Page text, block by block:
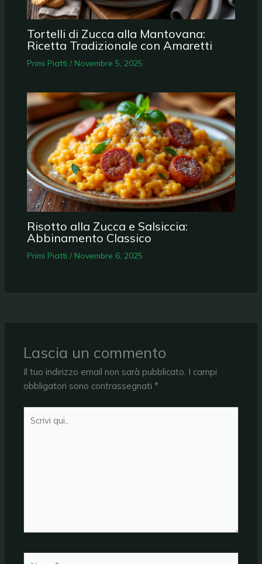
Tortelli di Zucca alla Mantovana:
Ricetta Tradizionale con Amaretti
Primi Piatti / Novembre 5, 2025
Risotto alla Zucca e Salsiccia:
Abbinamento Classico
Primi Piatti / Novembre 6, 2025
Lascia un commento
Il tuo indirizzo email non sarà pubblicato. I campi
obbligatori sono contrassegnati*
qui..